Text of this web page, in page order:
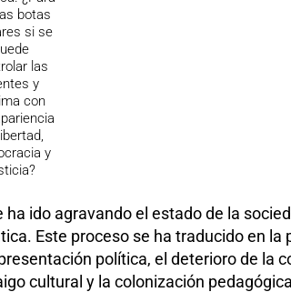
botas
si se
las
y
con
y
ido agravando el estado de la
Este proceso se ha traducido en la
política, el deterioro de la
cultural y la colonización